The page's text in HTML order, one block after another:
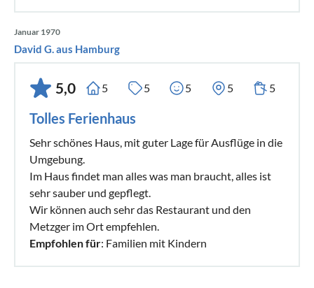
Januar 1970
David G. aus Hamburg
5,0 5 5 5 5 5
Tolles Ferienhaus
Sehr schönes Haus, mit guter Lage für Ausflüge in die
Umgebung.
Im Haus findet man alles was man braucht, alles ist
sehr sauber und gepflegt.
Wir können auch sehr das Restaurant und den
Metzger im Ort empfehlen.
Empfohlen für: Familien mit Kindern